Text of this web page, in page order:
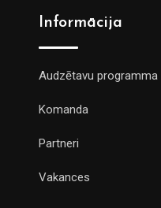
Informācija
Audzētavu programma
Komanda
Partneri
Vakances